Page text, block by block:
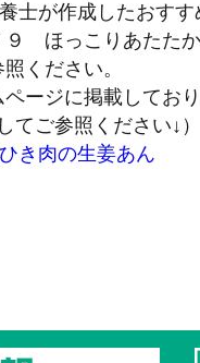
士が作成したおすす
ほっこりあたた
ください。
ージに掲載してお
てご参照ください↓）
き肉の生姜あん